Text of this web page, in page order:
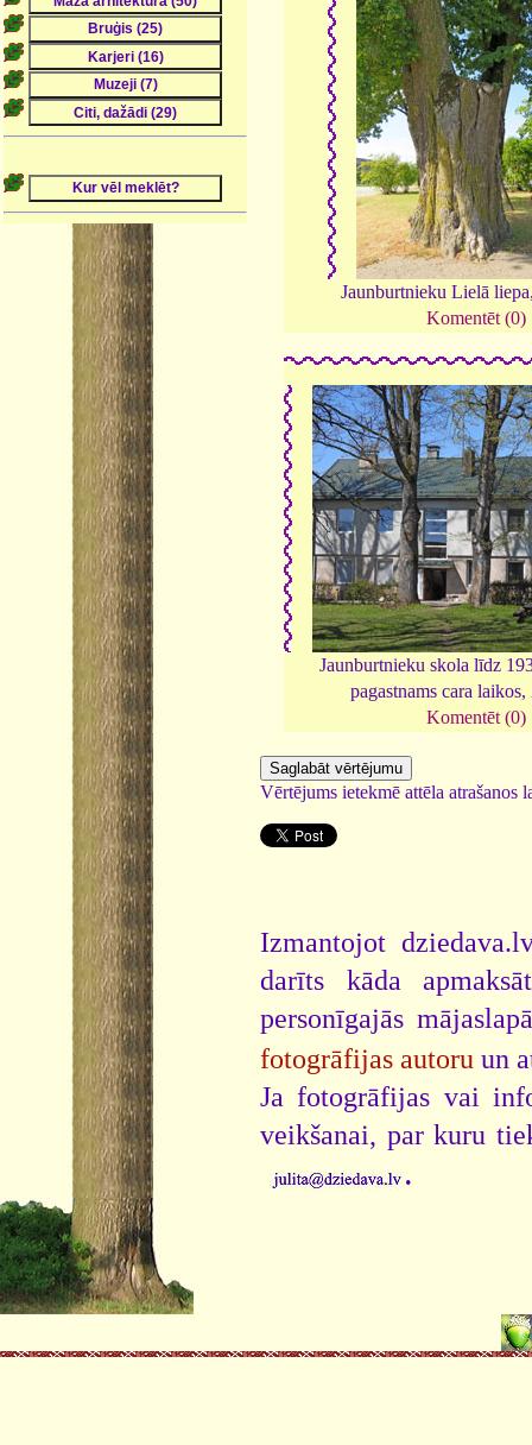
Jaunburtnieku Lielā
Komentēt (0)
Jaunburtnieku skola līdz
pagastnams cara laikos,
Komentēt (0)
Vērtējums ietekmē attēla atrašanos
Izmantojot
darīts kāda
personīgajās
fotogrāfijas autoru un
Ja fotogrāfijas vai
veikšanai, par kuru
.